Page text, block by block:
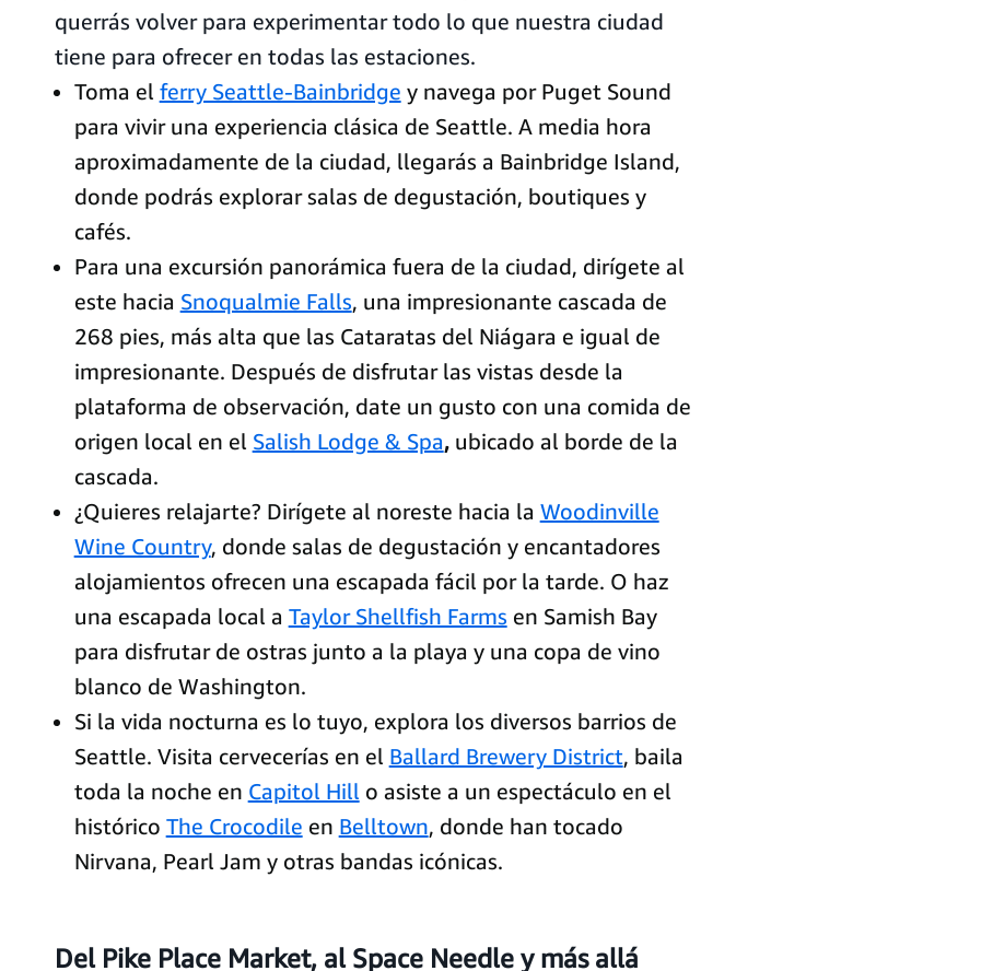
querrás volver para experimentar todo lo que nuestra ciudad
tiene para ofrecer en todas las estaciones.
Toma el ferry Seattle-Bainbridge y navega por Puget Sound
para vivir una experiencia clásica de Seattle. A media hora
aproximadamente de la ciudad, llegarás a Bainbridge Island,
donde podrás explorar salas de degustación, boutiques y
cafés.
Para una excursión panorámica fuera de la ciudad, dirígete al
este hacia Snoqualmie Falls, una impresionante cascada de
268 pies, más alta que las Cataratas del Niágara e igual de
impresionante. Después de disfrutar las vistas desde la
plataforma de observación, date un gusto con una comida de
origen local en el Salish Lodge & Spa,ubicado al borde de la
cascada.
¿Quieres relajarte? Dirígete al noreste hacia la Woodinville
Wine Country, donde salas de degustación y encantadores
alojamientos ofrecen una escapada fácil por la tarde. O haz
una escapada local a Taylor Shellfish Farms en Samish Bay
para disfrutar de ostras junto a la playa y una copa de vino
blanco de Washington.
Si la vida nocturna es lo tuyo, explora los diversos barrios de
Seattle. Visita cervecerías en el Ballard Brewery District, baila
toda la noche en Capitol Hill o asiste a un espectáculo en el
histórico The Crocodile en Belltown, donde han tocado
Nirvana, Pearl Jam y otras bandas icónicas.
Del Pike Place Market, al Space Needle y más allá